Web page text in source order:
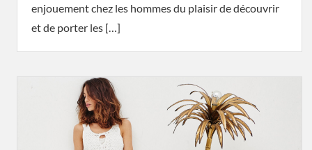
enjouement chez les hommes du plaisir de découvrir
et de porter les […]